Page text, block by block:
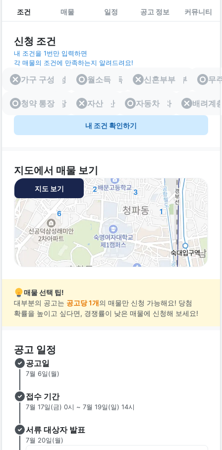
조건 매물 일정 공고 정보 커뮤니티
신청 조건
내 조건을 1번만 입력하면
각 매물의 조건에 만족하는지 알려드려요!
가구 구성 월소득 신혼부부
가구 구성 월소득 신혼부부 무
청약 통장 자산 자동차 배려
청약 통장 자산 자동차 배려계
내 조건 확인하기
지도에서 매물 보기
6
2 3
1
지도 보기
매물 선택 팁!
대부분의 공고는 공고당 1개의 매물만 신청 가능해요! 당첨
확률을 높이고 싶다면, 경쟁률이 낮은 매물에 신청해 보세요!
공고 일정
공고일
7월 6일(월)
접수 기간
7월 17일(금) 0시 ~ 7월 19일(일) 14시
서류 대상자 발표
7월 20일(월)